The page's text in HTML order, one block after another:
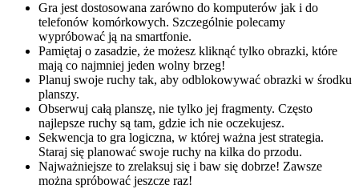
Gra jest dostosowana zarówno do komputerów jak i do
telefonów komórkowych. Szczególnie polecamy
wypróbować ją na smartfonie.
Pamiętaj o zasadzie, że możesz kliknąć tylko obrazki, które
mają co najmniej jeden wolny brzeg!
Planuj swoje ruchy tak, aby odblokowywać obrazki w środku
planszy.
Obserwuj całą planszę, nie tylko jej fragmenty. Często
najlepsze ruchy są tam, gdzie ich nie oczekujesz.
Sekwencja to gra logiczna, w której ważna jest strategia.
Staraj się planować swoje ruchy na kilka do przodu.
Najważniejsze to zrelaksuj się i baw się dobrze! Zawsze
można spróbować jeszcze raz!